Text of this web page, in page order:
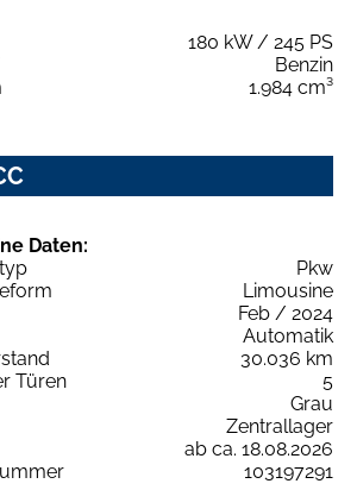
180 kW / 245 PS
Benzin
1.984 cm³
Daten:
Pkw
Limousine
Feb / 2024
Automatik
30.036 km
Türen
5
Grau
Zentrallager
ab ca. 18.08.2026
103197291